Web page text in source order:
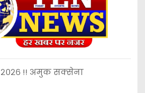
!! अमुक सक्सेना